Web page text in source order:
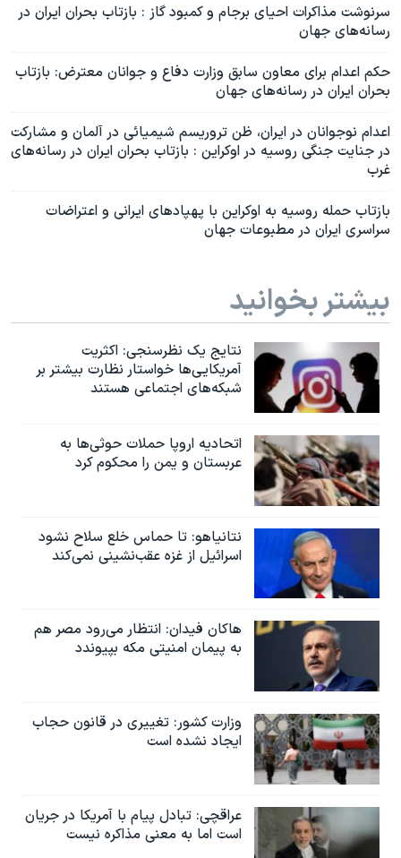
سرنوشت مذاکرات احیای برجام و کمبود گاز : بازتاب بحران ایران در
رسانه‌های جهان
حکم اعدام برای معاون سابق وزارت دفاع و جوانان معترض: بازتاب
بحران ایران در رسانه‌های جهان
اعدام نوجوانان در ایران، ظن تروریسم شیمیائی در آلمان و مشارکت
در جنایت جنگی روسیه در اوکراین : بازتاب بحران ایران در رسانه‌های
غرب
بازتاب حمله روسیه به اوکراین با پهپادهای ایرانی و اعتراضات
سراسری ایران در مطبوعات جهان
بیشتر بخوانید
نتایج یک نظرسنجی: اکثریت
آمریکایی‌ها خواستار نظارت بیشتر بر
شبکه‌های اجتماعی هستند
اتحادیه اروپا حملات حوثی‌ها به
عربستان و یمن را محکوم کرد
نتانیاهو: تا حماس خلع سلاح نشود
اسرائیل از غزه عقب‌نشینی نمی‌کند
هاکان فیدان: انتظار می‌رود مصر هم
به پیمان امنیتی مکه بپیوندد
وزارت کشور: تغییری در قانون حجاب
ایجاد نشده است
عراقچی: تبادل پیام با آمریکا در جریان
است اما به معنی مذاکره نیست